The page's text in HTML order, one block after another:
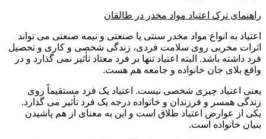
راهنمای ترک اعتیاد مواد مخدر در طالقان
اعتیاد به انواع مواد مخدر سنتی یا صنعتی و نیمه صنعتی می تواند
اثرات مخربی روی سلامت فردی، زندگی شخصی و کاری و تحصیل
فرد داشته باشد. البته اعتیاد تنها بر فرد معتاد تأثیر نمی گذارد و در
واقع بلای جان خانواده و جامعه هم هست.
یعنی اعتیاد چیزی شخصی نیست. اعتیاد یک فرد مستقیماً روی
زندگی همسر و فرزندان و خانواده درجه یک فرد تأثیر می گذارد.
یکی از عوارض اعتیاد طلاق است و این به معنای از هم پاشیدن
بنیان خانواده است.